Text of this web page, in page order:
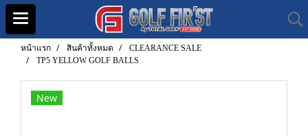
หน้าแรก สินค้าทั้งหมด
CLEARANCE SALE
TP5 YELLOW GOLF BALLS
New